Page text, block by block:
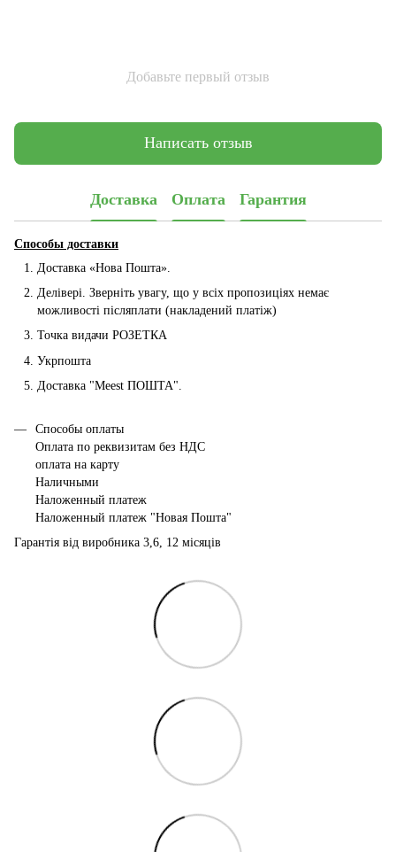
Добавьте первый отзыв
Написать отзыв
Доставка Оплата Гарантия
Способы доставки
Доставка «Нова Пошта».
Делівері. Зверніть увагу, що у всіх пропозиціях немає
можливості післяплати (накладений платіж)
Точка видачи РОЗЕТКА
Укрпошта
Доставка "Мeest ПОШТА".
Способы оплаты
Оплата по реквизитам без НДС
оплата на карту
Наличными
Наложенный платеж
Наложенный платеж "Новая Пошта"
Гарантія від виробника 3,6, 12 місяців